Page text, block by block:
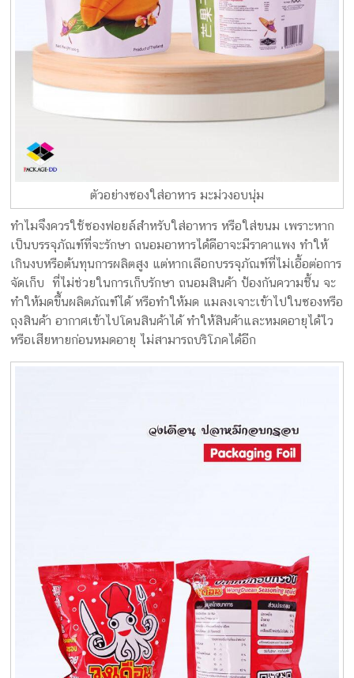
ตัวอย่างซองใส่อาหาร มะม่วงอบนุ่ม
ทำไมจึงควรใช้ซองฟอยล์สำหรับใส่อาหาร หรือใส่ขนม เพราะหาก
เป็นบรรจุภัณฑ์ที่จะรักษา ถนอมอาหารได้ดีอาจะมีราคาแพง ทำให้
เกินงบหรือต้นทุนการผลิตสูง แต่หากเลือกบรรจุภัณฑ์ที่ไม่เอื้อต่อการ
จัดเก็บ ที่ไม่ช่วยในการเก็บรักษา ถนอมสินค้า ป้องกันความชื้น จะ
ทำให้มดขึ้นผลิตภัณฑ์ได้ หรือทำให้มด แมลงเจาะเข้าไปในซองหรือ
ถุงสินค้า อากาศเข้าไปโดนสินค้าได้ ทำให้สินค้าและหมดอายุได้ไว
หรือเสียหายก่อนหมดอายุ ไม่สามารถบริโภคได้อีก